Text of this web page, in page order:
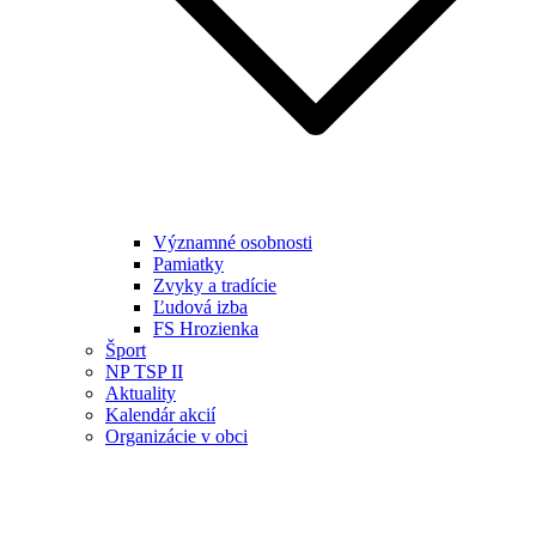
Významné osobnosti
Pamiatky
Zvyky a tradície
Ľudová izba
FS Hrozienka
Šport
NP TSP II
Aktuality
Kalendár akcií
Organizácie v obci